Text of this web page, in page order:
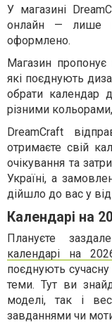
У магазині
онлайн — лише
оформлено.
Магазин пропонує
які поєднують
обрати календар
різними
DreamCraft
отримаєте свій
очікування та
Україні, а
дійшло до вас у
Календарі на
Плануєте
календарі на
поєднують сучасну
теми. Тут ви
моделі, так і
завданнями чи